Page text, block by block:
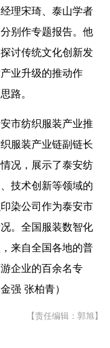
理宋琦、泰山学者
别作专题报告。他
讨传统文化创新发
业升级的推动作
路。
市纺织服装产业推
服装产业链副链长
况，展示了泰安纺
技术创新等领域的
染公司作为泰安市
。全国服装数智化
来自全国各地的普
企业的百余名专
强 张柏青）
【责任编辑：郭旭】